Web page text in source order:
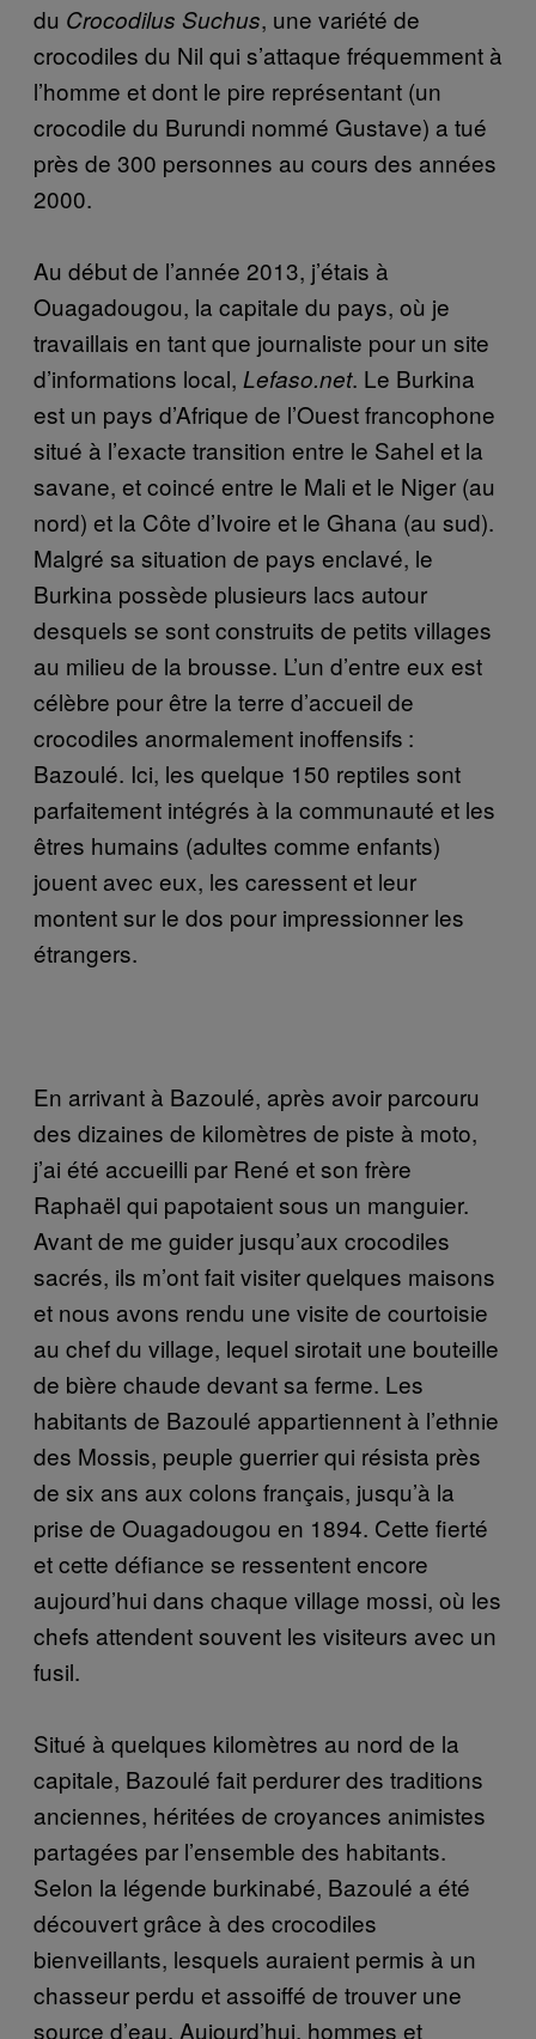
du Crocodilus Suchus, une variété de
crocodiles du Nil qui s’attaque fréquemment à
l’homme et dont le pire représentant (un
crocodile du Burundi nommé Gustave) a tué
près de 300 personnes au cours des années
2000.
Au début de l’année 2013, j’étais à
Ouagadougou, la capitale du pays, où je
travaillais en tant que journaliste pour un site
d’informations local, Lefaso.net. Le Burkina
est un pays d’Afrique de l’Ouest francophone
situé à l’exacte transition entre le Sahel et la
savane, et coincé entre le Mali et le Niger (au
nord) et la Côte d’Ivoire et le Ghana (au sud).
Malgré sa situation de pays enclavé, le
Burkina possède plusieurs lacs autour
desquels se sont construits de petits villages
au milieu de la brousse. L’un d’entre eux est
célèbre pour être la terre d’accueil de
crocodiles anormalement inoffensifs :
Bazoulé. Ici, les quelque 150 reptiles sont
parfaitement intégrés à la communauté et les
êtres humains (adultes comme enfants)
jouent avec eux, les caressent et leur
montent sur le dos pour impressionner les
étrangers.
En arrivant à Bazoulé, après avoir parcouru
des dizaines de kilomètres de piste à moto,
j’ai été accueilli par René et son frère
Raphaël qui papotaient sous un manguier.
Avant de me guider jusqu’aux crocodiles
sacrés, ils m’ont fait visiter quelques maisons
et nous avons rendu une visite de courtoisie
au chef du village, lequel sirotait une bouteille
de bière chaude devant sa ferme. Les
habitants de Bazoulé appartiennent à l’ethnie
des Mossis, peuple guerrier qui résista près
de six ans aux colons français, jusqu’à la
prise de Ouagadougou en 1894. Cette fierté
et cette défiance se ressentent encore
aujourd’hui dans chaque village mossi, où les
chefs attendent souvent les visiteurs avec un
fusil.
Situé à quelques kilomètres au nord de la
capitale, Bazoulé fait perdurer des traditions
anciennes, héritées de croyances animistes
partagées par l’ensemble des habitants.
Selon la légende burkinabé, Bazoulé a été
découvert grâce à des crocodiles
bienveillants, lesquels auraient permis à un
chasseur perdu et assoiffé de trouver une
source d’eau. Aujourd’hui, hommes et